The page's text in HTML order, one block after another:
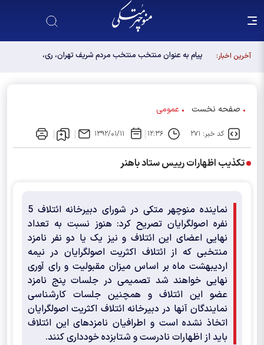
آخرین اخبار:
پیام به عنوان منتخب منتخب مردم شریف تهران، ری،
صفحه نخست عمومی
کد خبر: ۲۷۱ ۱۲:۳۶ ۱۳۹۲/۰۱/۱۱
تکذیب اظهارات رییس ستاد باهنر
نماینده منوچهر متکی در شورای دبیرخانه ائتلاف 5
نفره اصولگرایان تصریح کرد: هنوز نسبت به تعداد
نهایی اعضای این ائتلاف و نیز یک یا دو نفر نامزد
منتخبی که از ائتلاف اکثریت اصولگرایان در نیمه
اردیبهشت ماه بر اساس میزان مقبولیت و رای آوری
نهایی خواهند شد تصمیمی در جلسات پنج نامزد
عضو این ائتلاف و همچنین جلسات کارشناسی
نمایندگان آنها در دبیرخانه ائتلاف اکثریت اصولگرایان
اتخاذ نشده است و اطرافیان نامزدهای این ائتلاف
باید از اظهارات نادرست و شتابزده خودداری کنند.